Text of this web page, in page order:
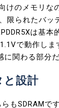
けのメモリな
限られたバッ
は基本
で動作しま
関わる部分
と設計
もSDRAMで